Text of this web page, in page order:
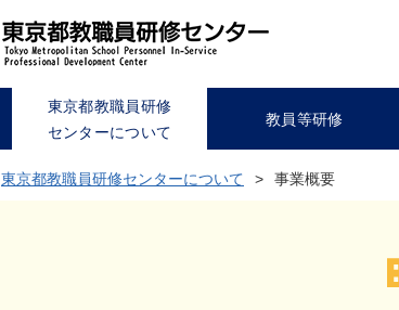
東京都教職員研修
センターについて
教員等研修
東京都教職員研修センターについて 事業概要